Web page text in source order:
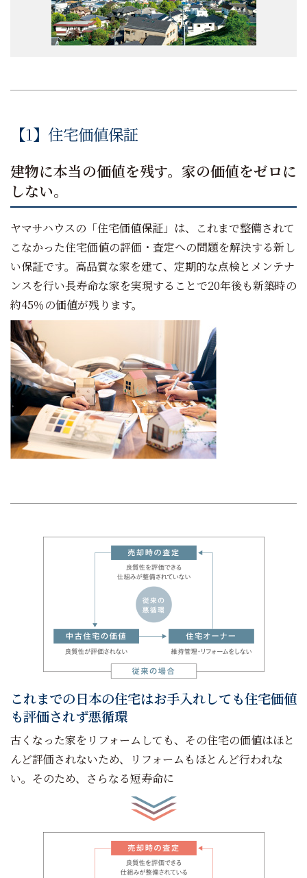
【1】住宅価値保証
建物に本当の価値を残す。家の価値をゼロに
しない。
ヤマサハウスの「住宅価値保証」は、これまで整備されて
こなかった住宅価値の評価・査定への問題を解決する新し
い保証です。高品質な家を建て、定期的な点検とメンテナ
ンスを行い長寿命な家を実現することで20年後も新築時の
約45％の価値が残ります。
これまでの日本の住宅はお手入れしても住宅価値
も評価されず悪循環
古くなった家をリフォームしても、その住宅の価値はほと
んど評価されないため、リフォームもほとんど行われな
い。そのため、さらなる短寿命に